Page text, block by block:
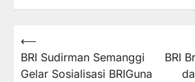
Post
navigation
⟵
BRI Sudirman Semanggi
Gelar Sosialisasi BRIGuna
BRI